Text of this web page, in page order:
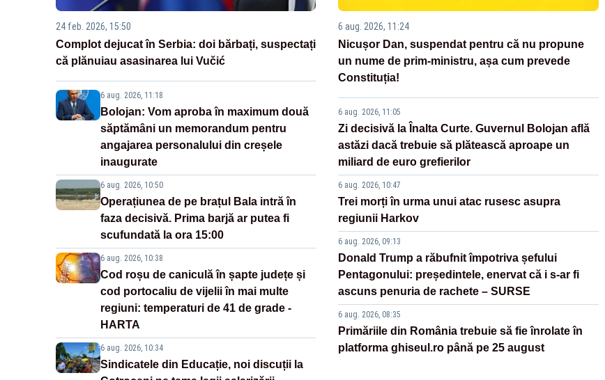
24 feb. 2026, 15:50
Complot dejucat în Serbia: doi bărbați, suspectați
că plănuiau asasinarea lui Vučić
6 aug. 2026, 11:18
Bolojan: Vom aproba în maximum două
săptămâni un memorandum pentru
angajarea personalului din creșele
inaugurate
6 aug. 2026, 10:50
Operațiunea de pe brațul Bala intră în
faza decisivă. Prima barjă ar putea fi
scufundată la ora 15:00
6 aug. 2026, 10:38
Cod roșu de caniculă în șapte județe și
cod portocaliu de vijelii în mai multe
regiuni: temperaturi de 41 de grade -
HARTA
6 aug. 2026, 10:34
Sindicatele din Educație, noi discuții la
6 aug. 2026, 11:24
Nicușor Dan, suspendat pentru că nu propune
un nume de prim-ministru, așa cum prevede
Constituția!
6 aug. 2026, 11:05
Zi decisivă la Înalta Curte. Guvernul Bolojan află
astăzi dacă trebuie să plătească aproape un
miliard de euro grefierilor
6 aug. 2026, 10:47
Trei morți în urma unui atac rusesc asupra
regiunii Harkov
6 aug. 2026, 09:13
Donald Trump a răbufnit împotriva șefului
Pentagonului: președintele, enervat că i s-ar fi
ascuns penuria de rachete – SURSE
6 aug. 2026, 08:35
Primăriile din România trebuie să fie înrolate în
platforma ghiseul.ro până pe 25 august